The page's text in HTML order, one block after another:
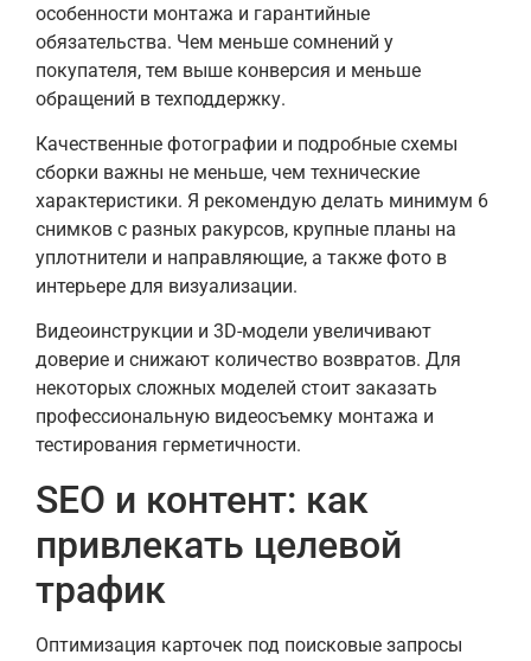
особенности монтажа и гарантийные
обязательства. Чем меньше сомнений у
покупателя, тем выше конверсия и меньше
обращений в техподдержку.
Качественные фотографии и подробные схемы
сборки важны не меньше, чем технические
характеристики. Я рекомендую делать минимум 6
снимков с разных ракурсов, крупные планы на
уплотнители и направляющие, а также фото в
интерьере для визуализации.
Видеоинструкции и 3D-модели увеличивают
доверие и снижают количество возвратов. Для
некоторых сложных моделей стоит заказать
профессиональную видеосъемку монтажа и
тестирования герметичности.
SEO и контент: как
привлекать целевой
трафик
Оптимизация карточек под поисковые запросы